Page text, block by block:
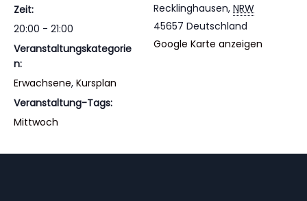
Zeit:
20:00 - 21:00
Veranstaltungskategorie
n:
Erwachsene, Kursplan
Veranstaltung-Tags:
Mittwoch
Recklinghausen, NRW
45657 Deutschland
Google Karte anzeigen